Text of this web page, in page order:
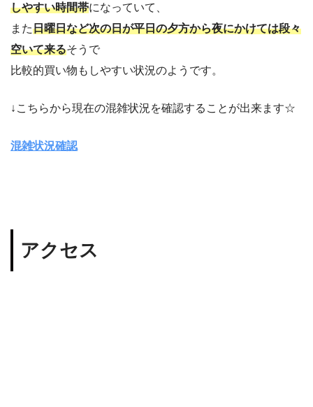
しやすい時間帯になっていて、
また日曜日など次の日が平日の夕方から夜にかけては段々
空いて来るそうで
比較的買い物もしやすい状況のようです。
↓こちらから現在の混雑状況を確認することが出来ます☆
混雑状況確認
アクセス